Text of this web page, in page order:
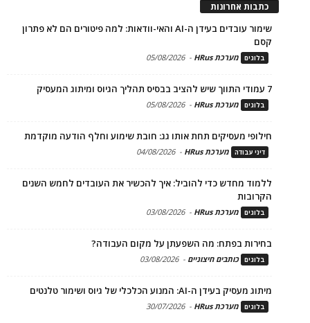
כתבות אחרונות
שימור עובדים בעידן ה-AI והאי-וודאות: למה פיטורים הם לא פתרון
קסם
בלוגים מערכת HRus -
05/08/2026
7 עמודי התווך שיש להציב בבסיס תהליך הגיוס ומיתוג המעסיק
בלוגים מערכת HRus -
05/08/2026
חילופי מעסיקים תחת אותו גג: חובת שימוע וחלף הודעה מוקדמת
דיני עבודה מערכת HRus -
04/08/2026
ללמוד מחדש כדי להוביל: איך להכשיר את העובדים לחמש השנים
הקרובות
בלוגים מערכת HRus -
03/08/2026
בחירות בפתח: מה השפעתן על מקום העבודה?
בלוגים כותבים חיצוניים -
03/08/2026
מיתוג מעסיק בעידן ה-AI: המנוע הכלכלי של גיוס ושימור טלנטים
בלוגים מערכת HRus -
30/07/2026